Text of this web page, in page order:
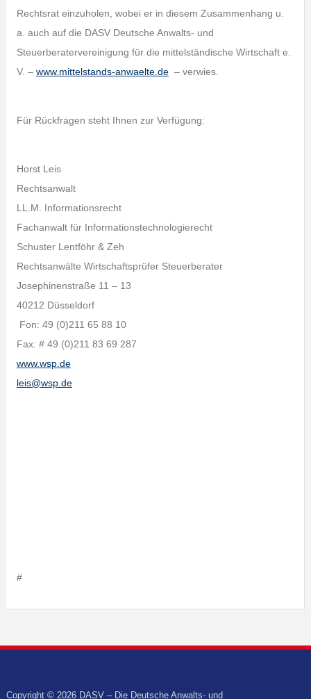
Rechtsrat einzuholen, wobei er in diesem Zusammenhang u.
a. auch auf die DASV Deutsche Anwalts- und
Steuerberatervereinigung für die mittelständische Wirtschaft e.
V. – www.mittelstands-anwaelte.de– verwies.
Für Rückfragen steht Ihnen zur Verfügung:
Horst Leis
Rechtsanwalt
LL.M. Informationsrecht
Fachanwalt für Informationstechnologierecht
Schuster Lentföhr & Zeh
Rechtsanwälte Wirtschaftsprüfer Steuerberater
Josephinenstraße 11 – 13
40212 Düsseldorf
Fon: 49 (0)211 65 88 10
Fax: # 49 (0)211 83 69 287
www.wsp.de
leis@wsp.de
#
Copyright © 2026 DASV – Die Deutsche Anwalts- und